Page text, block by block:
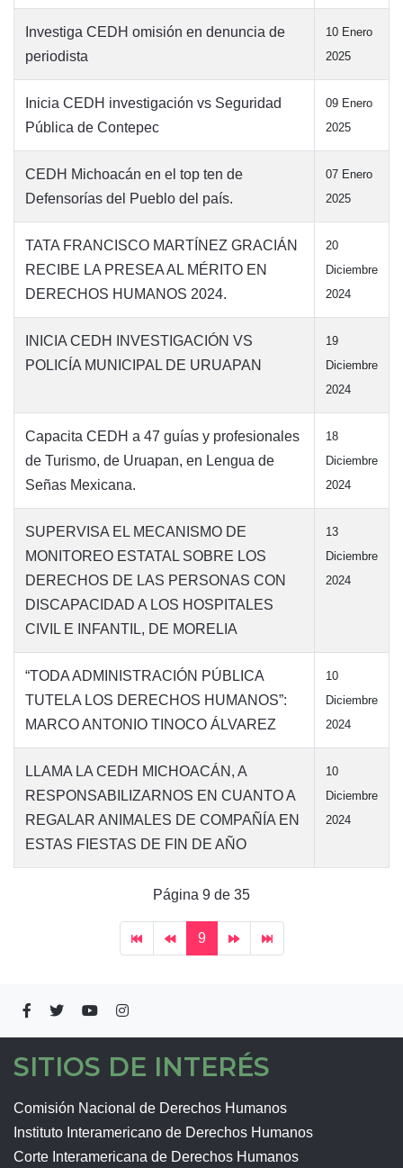
Investiga CEDH omisión en denuncia de
periodista
10 Enero
2025
Inicia CEDH investigación vs Seguridad
Pública de Contepec
09 Enero
2025
CEDH Michoacán en el top ten de
Defensorías del Pueblo del país.
07 Enero
2025
TATA FRANCISCO MARTÍNEZ GRACIÁN
RECIBE LA PRESEA AL MÉRITO EN
DERECHOS HUMANOS 2024.
20
Diciembre
2024
INICIA CEDH INVESTIGACIÓN VS
POLICÍA MUNICIPAL DE URUAPAN
19
Diciembre
2024
Capacita CEDH a 47 guías y profesionales
de Turismo, de Uruapan, en Lengua de
Señas Mexicana.
18
Diciembre
2024
SUPERVISA EL MECANISMO DE
MONITOREO ESTATAL SOBRE LOS
DERECHOS DE LAS PERSONAS CON
DISCAPACIDAD A LOS HOSPITALES
CIVIL E INFANTIL, DE MORELIA
13
Diciembre
2024
“TODA ADMINISTRACIÓN PÚBLICA
TUTELA LOS DERECHOS HUMANOS”:
MARCO ANTONIO TINOCO ÁLVAREZ
10
Diciembre
2024
LLAMA LA CEDH MICHOACÁN, A
RESPONSABILIZARNOS EN CUANTO A
REGALAR ANIMALES DE COMPAÑÍA EN
ESTAS FIESTAS DE FIN DE AÑO
10
Diciembre
2024
Página 9 de 35
9
SITIOS DE INTERÉS
Comisión Nacional de Derechos Humanos
Instituto Interamericano de Derechos Humanos
Corte Interamericana de Derechos Humanos